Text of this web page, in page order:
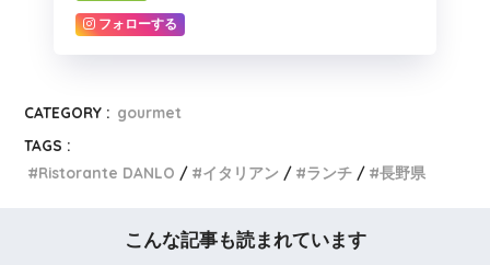
フォローする
CATEGORY : gourmet
TAGS :
Ristorante DANLO
イタリアン ランチ 長野県
こんな記事も読まれています